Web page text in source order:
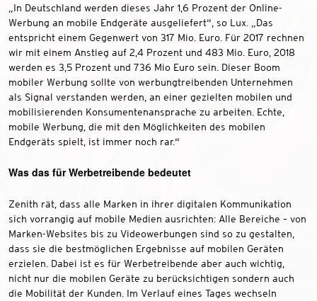
„In Deutschland werden dieses Jahr 1,6 Prozent der Online-
Werbung an mobile Endgeräte ausgeliefert“, so Lux. „Das
entspricht einem Gegenwert von 317 Mio. Euro. Für 2017 rechnen
wir mit einem Anstieg auf 2,4 Prozent und 483 Mio. Euro, 2018
werden es 3,5 Prozent und 736 Mio Euro sein. Dieser Boom
mobiler Werbung sollte von werbungtreibenden Unternehmen
als Signal verstanden werden, an einer gezielten mobilen und
mobilisierenden Konsumentenansprache zu arbeiten. Echte,
mobile Werbung, die mit den Möglichkeiten des mobilen
Endgeräts spielt, ist immer noch rar.“
Was das für Werbetreibende bedeutet
Zenith rät, dass alle Marken in ihrer digitalen Kommunikation
sich vorrangig auf mobile Medien ausrichten: Alle Bereiche – von
Marken-Websites bis zu Videowerbungen sind so zu gestalten,
dass sie die bestmöglichen Ergebnisse auf mobilen Geräten
erzielen. Dabei ist es für Werbetreibende aber auch wichtig,
nicht nur die mobilen Geräte zu berücksichtigen sondern auch
die Mobilität der Kunden. Im Verlauf eines Tages wechseln